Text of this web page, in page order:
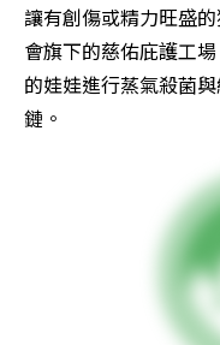
讓有創傷或精力旺盛
會旗下的慈佑庇護工
的娃娃進行蒸氣殺菌
鏈。